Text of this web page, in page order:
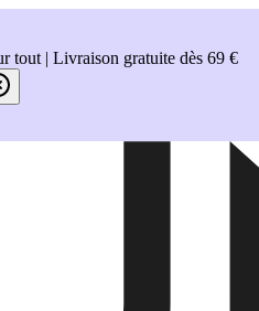
| Livraison gratuite dès 69 €